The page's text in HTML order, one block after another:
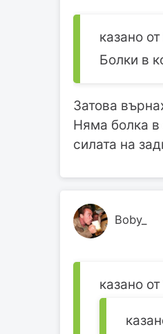
казано
Болки в
Затова
Няма болка в
силата на
Boby_
казано